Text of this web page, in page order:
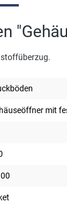
mit